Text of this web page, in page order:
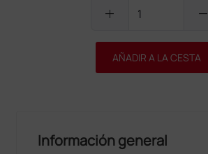
add remove
AÑADIR A LA CESTA
Información general